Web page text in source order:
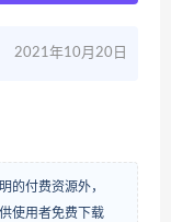
2021年10月20日
的付费资源外，
使用者免费下载